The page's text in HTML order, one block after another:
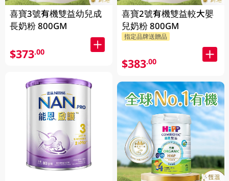
喜寶3號有機雙益幼兒成
長奶粉 800GM
$373.00
喜寶2號有機雙益較大嬰
兒奶粉 800GM
指定品牌送贈品
$383.00